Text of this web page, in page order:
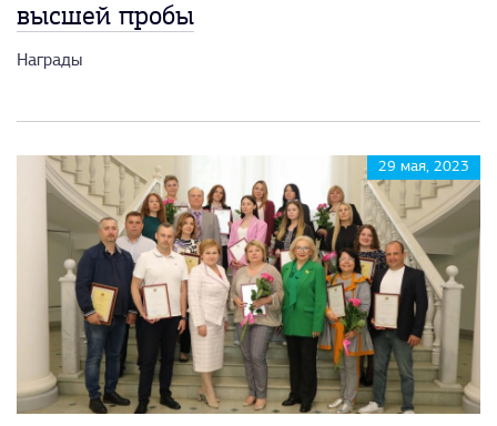
высшей пробы
Награды
29 мая, 2023